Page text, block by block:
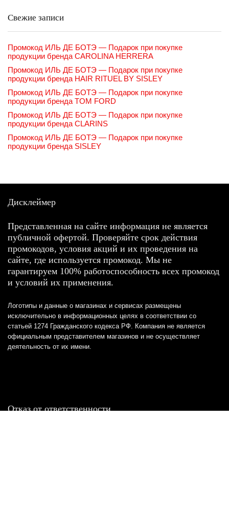
Свежие записи
Промокод ИЛЬ ДЕ БОТЭ — Подарок при покупке
продукции бренда CAROLINA HERRERA
Промокод ИЛЬ ДЕ БОТЭ — Подарок при покупке
продукции бренда HAIR RITUEL BY SISLEY
Промокод ИЛЬ ДЕ БОТЭ — Подарок при покупке
продукции бренда TOM FORD
Промокод ИЛЬ ДЕ БОТЭ — Подарок при покупке
продукции бренда CLARINS
Промокод ИЛЬ ДЕ БОТЭ — Подарок при покупке
продукции бренда SISLEY
Дисклеймер
Представленная на сайте информация не является
публичной офертой. Проверяйте срок действия
промокодов, условия акций и их проведения на
сайте, где используется промокод. Мы не
гарантируем 100% работоспособность всех промокод
и условий их применения.
Логотипы и данные о магазинах и сервисах размещены
исключительно в информационных целях в соответствии со
статьей 1274 Гражданского кодекса РФ. Компания не является
официальным представителем магазинов и не осуществляет
деятельность от их имени.
Отказ от ответственности